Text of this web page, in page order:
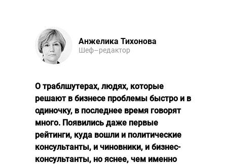
Анжелика Тихонова
Шеф–редактор
О траблшутерах, людях, которые
решают в бизнесе проблемы быстро и в
одиночку, в последнее время говорят
много. Появились даже первые
рейтинги, куда вошли и политические
консультанты, и чиновники, и бизнес-
консультанты, но яснее, чем именно